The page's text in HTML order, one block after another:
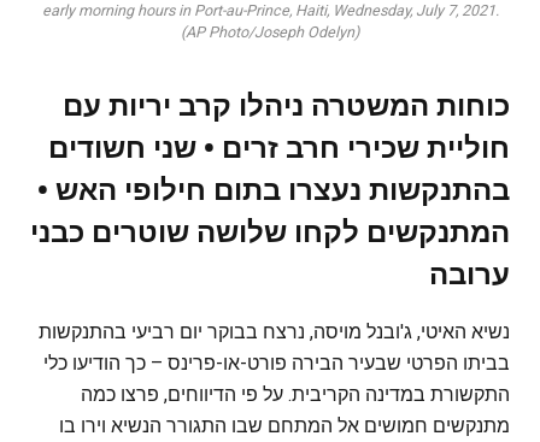
early morning hours in Port-au-Prince, Haiti, Wednesday, July 7, 2021.
(AP Photo/Joseph Odelyn)
כוחות המשטרה ניהלו קרב יריות עם
חוליית שכירי חרב זרים • שני חשודים
בהתנקשות נעצרו בתום חילופי האש •
המתנקשים לקחו שלושה שוטרים כבני
ערובה
נשיא האיטי, ג'ובנל מויסה, נרצח בבוקר יום רביעי בהתנקשות
בביתו הפרטי שבעיר הבירה פורט-או-פרינס – כך הודיעו כלי
התקשורת במדינה הקריבית. על פי הדיווחים, פרצו כמה
מתנקשים חמושים אל המתחם שבו התגורר הנשיא וירו בו